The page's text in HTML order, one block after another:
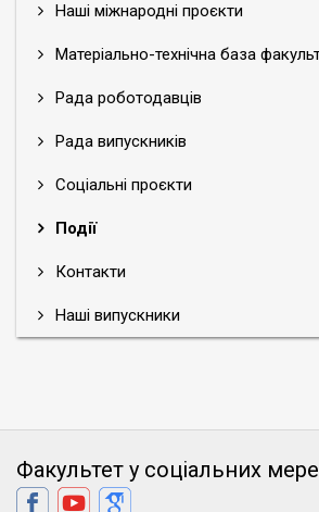
Наші міжнародні проєкти
Матеріально-технічна база
Рада роботодавців
Рада випускників
Соціальні проєкти
Події
Контакти
Наші випускники
Факультет у соціальних